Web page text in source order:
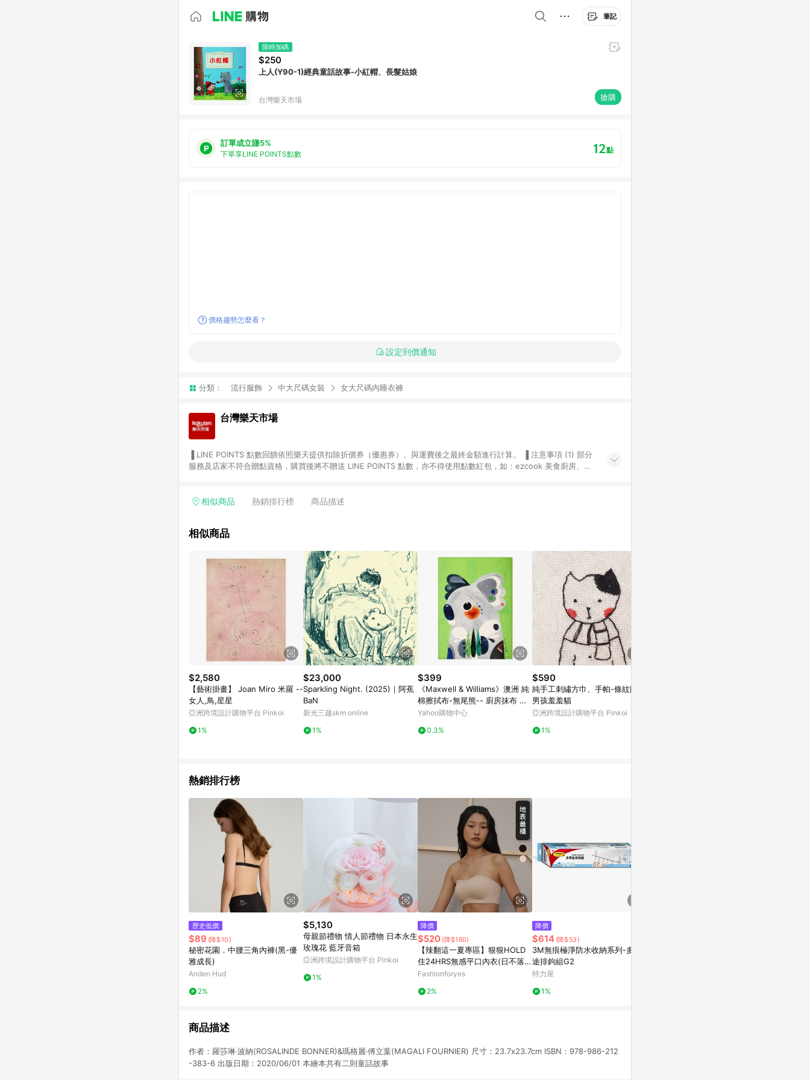
筆記
限時加碼
$250
上人(Y90-1)經典童話故事-小紅帽、長髮姑娘
台灣樂天市場 搶購
訂單成立賺5%
下單享LINE POINTS點數 12點
價格趨勢怎麼看？
設定到價通知
分類： 流行服飾 中大尺碼女裝 女大尺碼內睡衣褲
台灣樂天市場
服務及店家不符合贈點資格，購買後將不贈送 LINE POINTS 點數，亦不得使用點數紅包，如：ezcook 美食廚房、樂
享有 LINE POINTS 回饋。 (3) 若購買之訂單（包含預購商品）未符合樂天市場 45 天內完成訂單出貨及結帳，則不符
會有時間差，如顯示之商品規格、顏色、價位、贈品與台灣樂天市場銷售網頁不符，以銷售網頁標示為準。 (6) 導購訂
點數回饋或點數回饋有爭議，台灣樂天市場保有更改條款與法律追訴之權利，活動詳情以樂天市場網站公告為準。
相似商品 熱銷排行榜 商品描述
相似商品
$2,580
【藝術掛畫】 Joan Miro 米羅 --
女人,鳥,星星
亞洲跨境設計購物平台 Pinkoi
1%
$23,000
Sparkling Night. (2025)｜阿蕉
BaN
新光三越skm online
1%
$399
《Maxwell & Williams》澳洲 純
棉擦拭布-無尾熊-- 廚房抹布 清
潔布 擦拭布
Yahoo購物中心
0.3%
$590
純手工刺繡方巾、手帕-條紋圍巾
男孩羞羞貓
亞洲跨境設計購物平台 Pinkoi
1%
熱銷排行榜
歷史低價
$89 (降$10)
秘密花園．中腰三角內褲(黑-優
雅成長)
Anden Hud
2%
$5,130
母親節禮物 情人節禮物 日本永生
玫瑰花 藍牙音箱
亞洲跨境設計購物平台 Pinkoi
1%
降價
$520 (降$160)
【辣翻這一夏專區】狠狠HOLD
住24HRS無感平口內衣(日不落
款)
Fashionforyes
2%
降價
$614 (降$53)
3M無痕極淨防水收納系列-多用
途排鉤組G2
特力屋
1%
商品描述
作者：羅莎琳‧波納(ROSALINDE BONNER)&瑪格麗‧傅立葉(MAGALI FOURNIER) 尺寸：23.7x23.7cm ISBN：978-986-212
-383-6 出版日期：2020/06/01 本繪本共有二則童話故事